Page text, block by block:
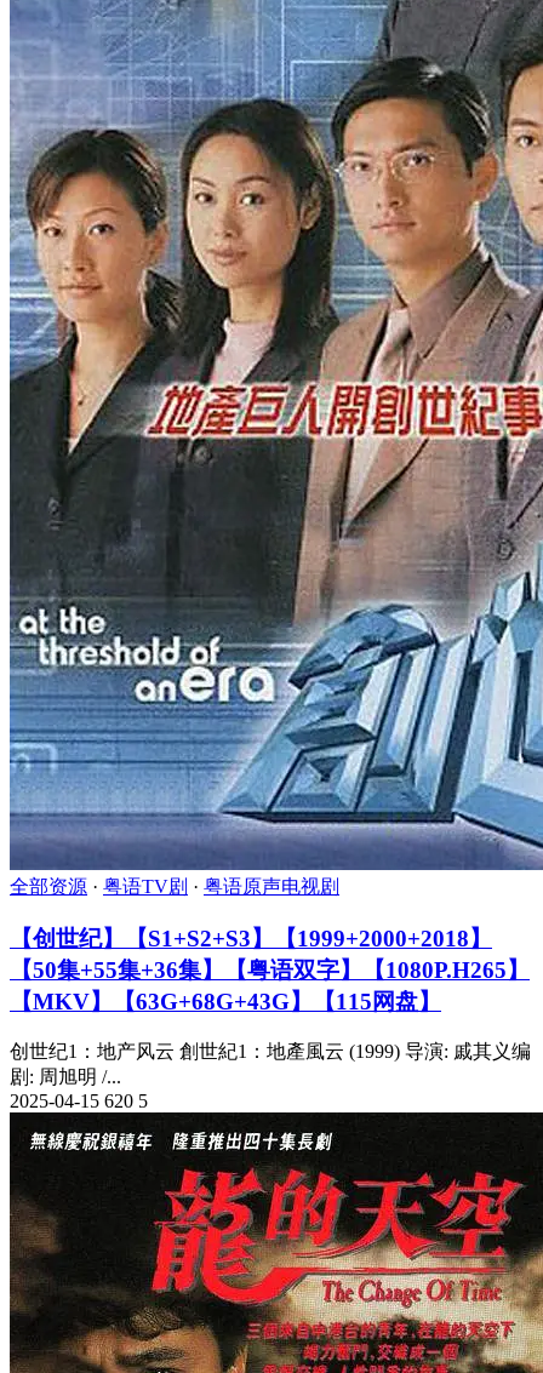
全部资源 · 粤语TV剧 · 粤语原声电视剧
【创世纪】【S1+S2+S3】【1999+2000+2018】
【50集+55集+36集】【粤语双字】【1080P.H265】
【MKV】【63G+68G+43G】【115网盘】
创世纪1：地产风云 創世紀1：地產風云 (1999) 导演: 戚其义编
剧: 周旭明 /...
2025-04-15 620 5